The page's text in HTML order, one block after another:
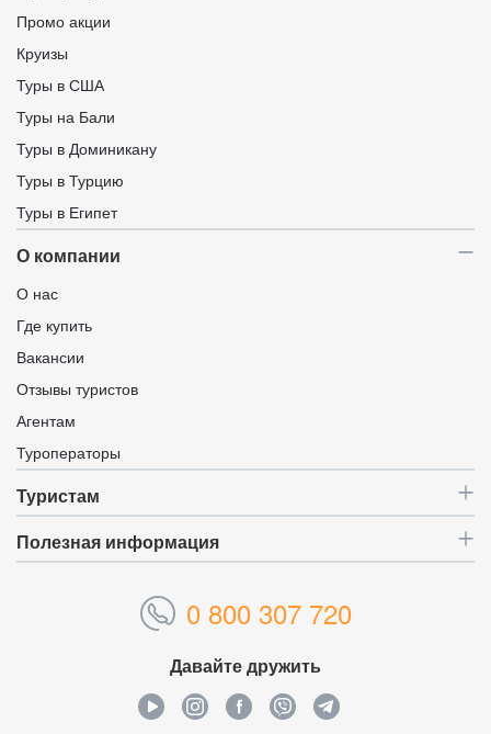
Промо акции
Круизы
Туры в США
Туры на Бали
Туры в Доминикану
Туры в Турцию
Туры в Египет
О компании
О нас
Где купить
Вакансии
Отзывы туристов
Агентам
Туроператоры
Туристам
Полезная информация
0 800 307 720
Давайте дружить